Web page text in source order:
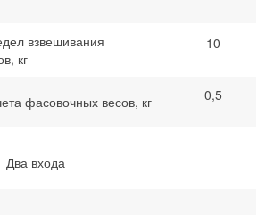
взвешивания
кг
10
фасовочных весов, кг 0,5
Два входа